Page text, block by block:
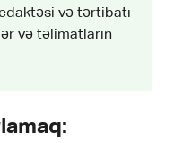
və tərtibatı
və təlimatların